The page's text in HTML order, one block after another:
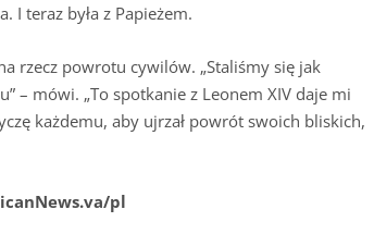
I teraz była z Papieżem.
rzecz powrotu cywilów. „Staliśmy się jak
– mówi. „To spotkanie z Leonem XIV daje mi
każdemu, aby ujrzał powrót swoich bliskich,
pl